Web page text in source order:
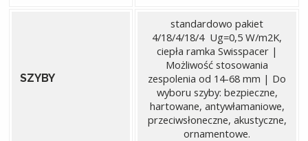
SZYBY
standardowo pakiet
4/18/4/18/4 Ug=0,5 W/m2K,
ciepła ramka Swisspacer |
Możliwość stosowania
zespolenia od 14-68 mm | Do
wyboru szyby: bezpieczne,
hartowane, antywłamaniowe,
przeciwsłoneczne, akustyczne,
ornamentowe.